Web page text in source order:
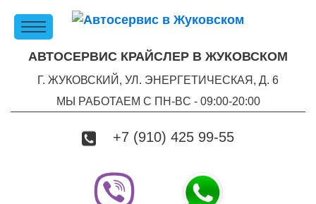
АВТОСЕРВИС КРАЙСЛЕР В ЖУКОВСКОМ
Г. ЖУКОВСКИЙ, УЛ. ЭНЕРГЕТИЧЕСКАЯ, Д. 6
МЫ РАБОТАЕМ С ПН-ВC - 09:00-20:00
+7 (910) 425 99-55